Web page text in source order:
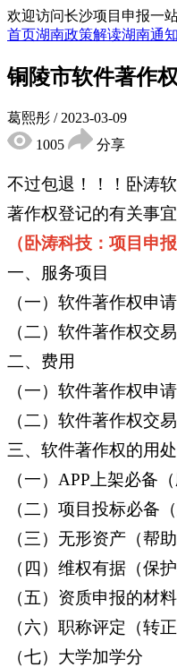
欢迎访问长沙项目申报一
首页湖南政策解读湖南通
铜陵市软件著作
葛熙彤 / 2023-03-09
1005
分享
不过包退！！！卧涛
著作权登记的有关事
（卧涛科技：项目申
一、服务项目
（一）软件著作权申
（二）软件著作权交易
二、费用
（一）软件著作权申
（二）软件著作权交
三、软件著作权的用处
（一）APP上架必备
（二）项目投标必备
（三）无形资产（帮
（四）维权有据（保
（五）资质申报的材
（六）职称评定（转
（七）大学加学分